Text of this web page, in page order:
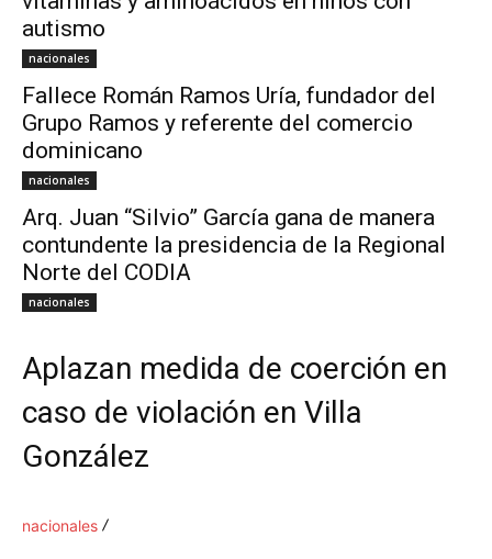
autismo
nacionales
Fallece Román Ramos Uría, fundador del
Grupo Ramos y referente del comercio
dominicano
nacionales
Arq. Juan “Silvio” García gana de manera
contundente la presidencia de la Regional
Norte del CODIA
nacionales
Aplazan medida de coerción en
caso de violación en Villa
González
nacionales